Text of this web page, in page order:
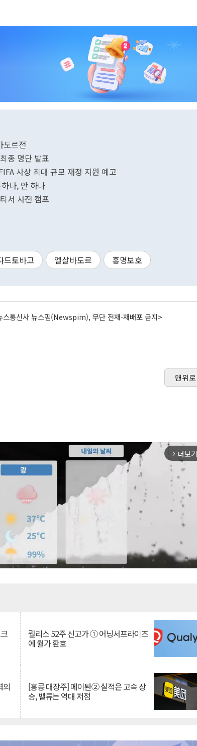
도르전
종 명단 발표
사상 최대 규모 재정 지원 예고
나, 안 하나
서 사전 캠프
드토바고 엘살바도르 홍명보호
스통신사 뉴스핌(Newspim), 무단 전재-재배포 금지>
맨위로
arrow_forward_ios 더보기
퀄리스 52주 신고가 ① 어닝서프라이즈
에 월가 환호
의 [홍콩 대장주] 메이퇀② 실적은 고속 상
승, 밸류는 역대 저점